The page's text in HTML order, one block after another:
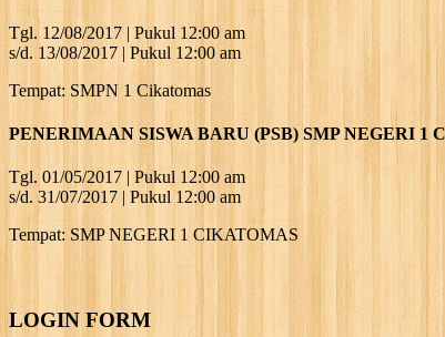
Tgl. 12/08/2017 | Pukul 12:00 am
s/d. 13/08/2017 | Pukul 12:00 am
Tempat: SMPN 1 Cikatomas
PENERIMAAN SISWA BARU (PSB) SMP NEGERI 1
Tgl. 01/05/2017 | Pukul 12:00 am
s/d. 31/07/2017 | Pukul 12:00 am
Tempat: SMP NEGERI 1 CIKATOMAS
LOGIN FORM